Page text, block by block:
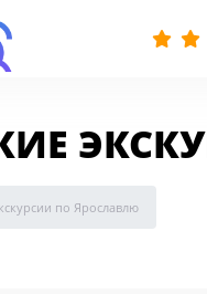
по Ярославлю